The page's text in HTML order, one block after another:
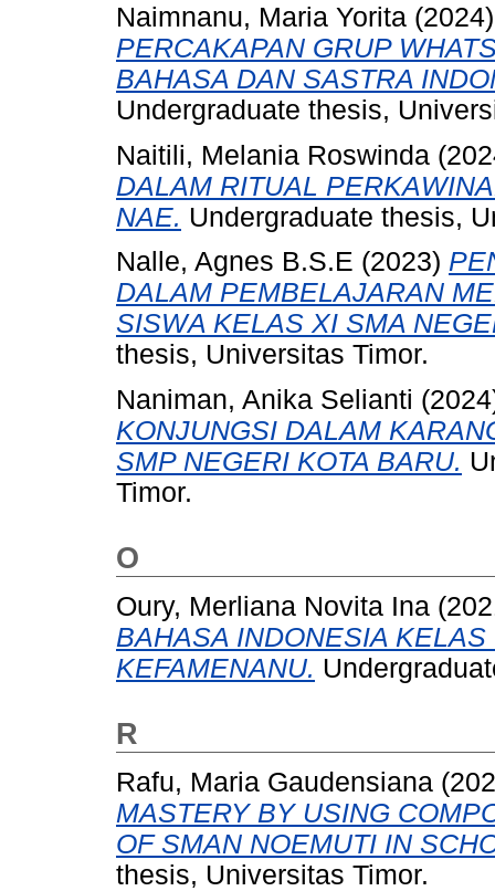
Naimnanu, Maria Yorita
PERCAKAPAN GRUP
BAHASA DAN SASTRA
Undergraduate thesis,
Naitili, Melania Roswinda
DALAM RITUAL
NAE. Undergraduate thesis,
Nalle, Agnes B.S.E (2023)
DALAM PEMBELAJARAN
SISWA KELAS XI SMA
thesis, Universitas Timor.
Naniman, Anika Selianti
KONJUNGSI DALAM
SMP NEGERI KOTA BARU.
Timor.
O
Oury, Merliana Novita Ina
BAHASA INDONESIA
KEFAMENANU.
R
Rafu, Maria Gaudensiana
MASTERY BY USING
OF SMAN NOEMUTI IN
thesis, Universitas Timor.